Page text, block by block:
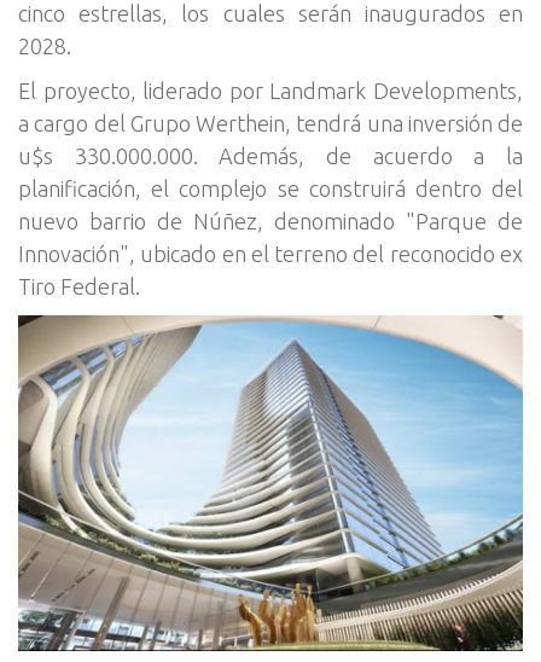
cinco estrellas, los cuales serán inaugurados en
2028.
El proyecto, liderado por Landmark Developments,
a cargo del Grupo Werthein, tendrá una inversión de
u$s 330.000.000. Además, de acuerdo a la
planificación, el complejo se construirá dentro del
nuevo barrio de Núñez, denominado "Parque de
Innovación", ubicado en el terreno del reconocido ex
Tiro Federal.